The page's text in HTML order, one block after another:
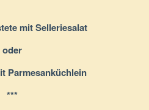
mit Selleriesalat
oder
Parmesanküchlein
***